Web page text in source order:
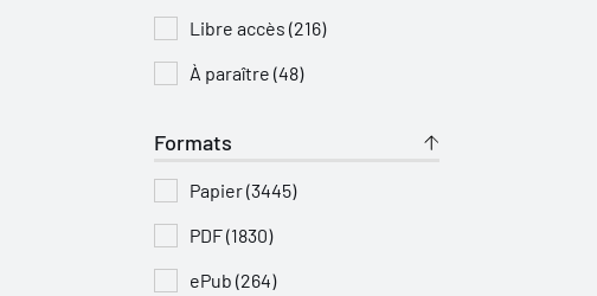
Libre accès (216)
À paraître (48)
Formats
Papier (3445)
PDF (1830)
ePub (264)